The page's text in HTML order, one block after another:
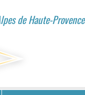
de Haute-Provence